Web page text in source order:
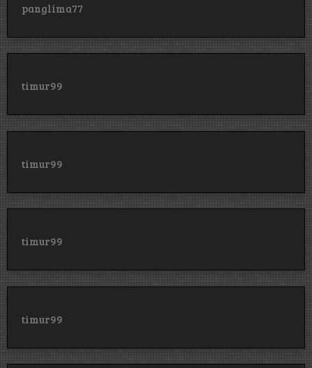
panglima77
timur99
timur99
timur99
timur99